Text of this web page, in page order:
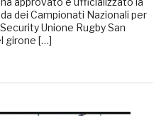
dei Campionati Nazionali per
Unione Rugby San
girone […]